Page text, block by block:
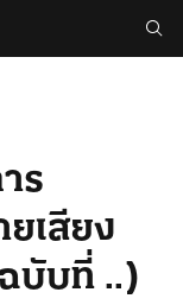
ร
เสียง
บับที่ ..)